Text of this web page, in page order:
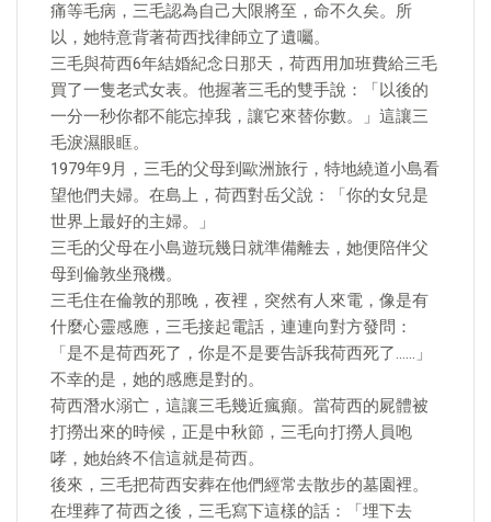
痛等毛病，三毛認為自己大限將至，命不久矣。所
以，她特意背著荷西找律師立了遺囑。
三毛與荷西6年結婚紀念日那天，荷西用加班費給三毛
買了一隻老式女表。他握著三毛的雙手說：「以後的
一分一秒你都不能忘掉我，讓它來替你數。」這讓三
毛淚濕眼眶。
1979年9月，三毛的父母到歐洲旅行，特地繞道小島看
望他們夫婦。在島上，荷西對岳父說：「你的女兒是
世界上最好的主婦。」
三毛的父母在小島遊玩幾日就準備離去，她便陪伴父
母到倫敦坐飛機。
三毛住在倫敦的那晚，夜裡，突然有人來電，像是有
什麼心靈感應，三毛接起電話，連連向對方發問：
「是不是荷西死了，你是不是要告訴我荷西死了……」
不幸的是，她的感應是對的。
荷西潛水溺亡，這讓三毛幾近瘋癲。當荷西的屍體被
打撈出來的時候，正是中秋節，三毛向打撈人員咆
哮，她始終不信這就是荷西。
後來，三毛把荷西安葬在他們經常去散步的墓園裡。
在埋葬了荷西之後，三毛寫下這樣的話：「埋下去